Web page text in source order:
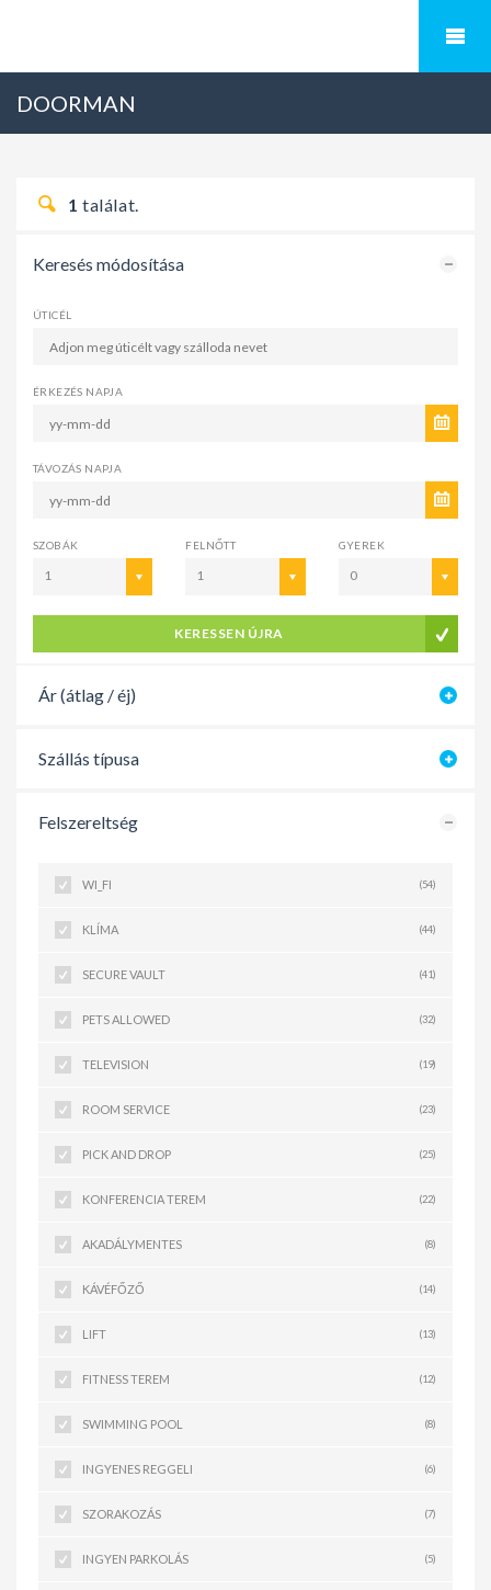
DOORMAN
1 találat.
Keresés módosítása
ÚTICÉL
ÉRKEZÉS NAPJA
TÁVOZÁS NAPJA
SZOBÁK
1
FELNŐTT
1
GYEREK
0
KERESSEN ÚJRA
Ár (átlag / éj)
Szállás típusa
Felszereltség
WI_FI (54)
KLÍMA (44)
SECURE VAULT (41)
PETS ALLOWED (32)
TELEVISION (19)
ROOM SERVICE (23)
PICK AND DROP (25)
KONFERENCIA TEREM (22)
AKADÁLYMENTES (8)
KÁVÉFŐZŐ (14)
LIFT (13)
FITNESS TEREM (12)
SWIMMING POOL (8)
INGYENES REGGELI (6)
SZORAKOZÁS (7)
INGYEN PARKOLÁS (5)